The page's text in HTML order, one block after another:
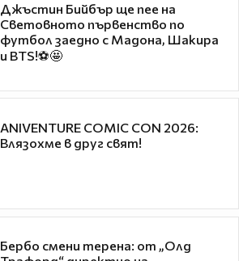
Джъстин Бийбър ще пее на
Световното първенство по
футбол заедно с Мадона, Шакира
и BTS!⚽🤩
ANIVENTURE COMIC CON 2026:
Влязохме в друг свят!
Бербо смени терена: от „Олд